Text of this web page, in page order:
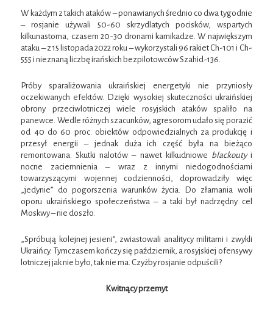
W każdym z takich ataków – ponawianych średnio co dwa tygodnie
– rosjanie używali 50-60 skrzydlatych pocisków, wspartych
kilkunastoma, czasem 20-30 dronami kamikadze. W największym
ataku – z 15 listopada 2022 roku – wykorzystali 96 rakiet Ch-101 i Ch-
555 i nieznaną liczbę irańskich bezpilotowców Szahid-136.
Próby sparaliżowania ukraińskiej energetyki nie przyniosły
oczekiwanych efektów. Dzięki wysokiej skuteczności ukraińskiej
obrony przeciwlotniczej wiele rosyjskich ataków spaliło na
panewce. Wedle różnych szacunków, agresorom udało się porazić
od 40 do 60 proc. obiektów odpowiedzialnych za produkcję i
przesył energii – jednak duża ich część była na bieżąco
remontowana. Skutki nalotów – nawet kilkudniowe blackoutyi
nocne zaciemnienia – wraz z innymi niedogodnościami
towarzyszącymi wojennej codzienności, doprowadziły więc
„jedynie” do pogorszenia warunków życia. Do złamania woli
oporu ukraińskiego społeczeństwa – a taki był nadrzędny cel
Moskwy – nie doszło.
„Spróbują kolejnej jesieni”, zwiastowali analitycy militarni i zwykli
Ukraińcy. Tymczasem kończy się październik, a rosyjskiej ofensywy
lotniczej jak nie było, tak nie ma. Czyżby rosjanie odpuścili?
Kwitnący przemyt